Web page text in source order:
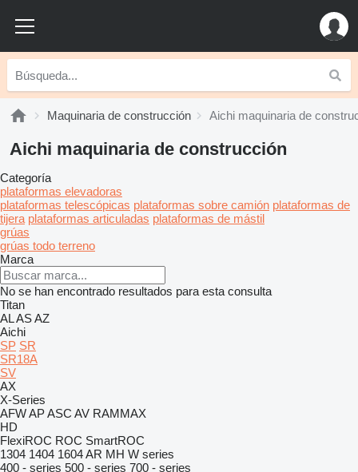
Maquinaria de construcción Aichi maquinaria de
Aichi maquinaria de construcción
Categoría
plataformas elevadoras
plataformas telescópicas plataformas sobre camión plataformas de
tijera plataformas articuladas plataformas de mástil
grúas
grúas todo terreno
Marca
No se han encontrado resultados para esta consulta
Titan
ALASAZ
Aichi
SP SR
SR18A
SV
AX
X-Series
AFWAPASC AV RAMMAX
HD
FlexiROC ROC SmartROC
1304 1404 1604AR MH W series
400 - series 500 - series 700 - series